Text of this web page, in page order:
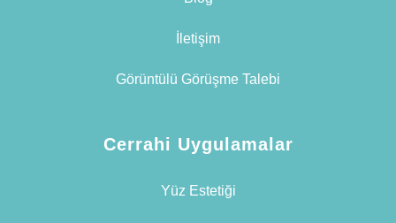
İletişim
Görüntülü Görüşme Talebi
Cerrahi Uygulamalar
Yüz Estetiği